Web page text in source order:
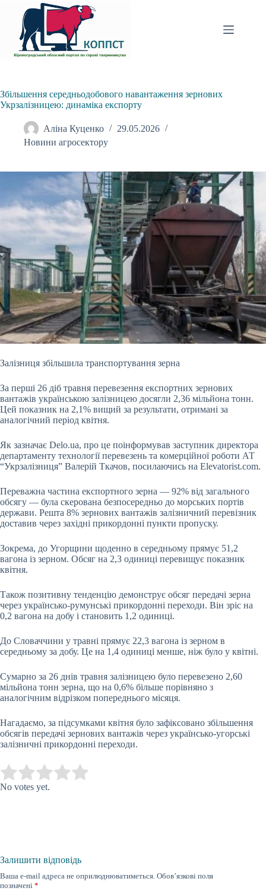
вмісту
Збільшення середньодобового навантаження зернових
Укрзалізницею: динаміка експорту
Аліна Куценко
29.05.2026
Новини агросектору
Залізниця збільшила транспортування зерна
За перші 26 діб травня перевезення експортних зернових
вантажів українською залізницею досягли 2,36 мільйона тонн.
Цей показник на 2,1% вищий за результати, отримані за
аналогічний період квітня.
Як зазначає Delo.ua, про це поінформував заступник директора
департаменту технології перевезень та комерційної роботи АТ
“Укрзалізниця” Валерій Ткачов, посилаючись на Elevatorist.com.
Переважна частина експортного зерна — 92% від загального
обсягу — була скерована безпосередньо до морських портів
держави. Решта 8% зернових вантажів залізничний перевізник
доставив через західні прикордонні пункти пропуску.
Зокрема, до Угорщини щоденно в середньому прямує 51,2
вагона із зерном. Обсяг на 2,3 одиниці перевищує показник
квітня.
Також позитивну тенденцію демонструє обсяг передачі зерна
через українсько-румунські прикордонні переходи. Він зріс на
0,2 вагона на добу і становить 1,2 одиниці.
До Словаччини у травні прямує 22,3 вагона із зерном в
середньому за добу. Це на 1,4 одиниці менше, ніж було у квітні.
Сумарно за 26 днів травня залізницею було перевезено 2,60
мільйона тонн зерна, що на 0,6% більше порівняно з
аналогічним відрізком попереднього місяця.
Нагадаємо, за підсумками квітня було зафіксовано збільшення
обсягів передачі зернових вантажів через українсько-угорські
залізничні прикордонні переходи.
Rate this item:
No votes yet.
Залишити відповідь
Ваша e-mail адреса не оприлюднюватиметься. Обов’язкові поля
позначені *